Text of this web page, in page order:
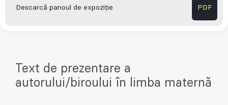
Descarcă panoul de expoziție PDF
Text de prezentare a
autorului/biroului în limba maternă